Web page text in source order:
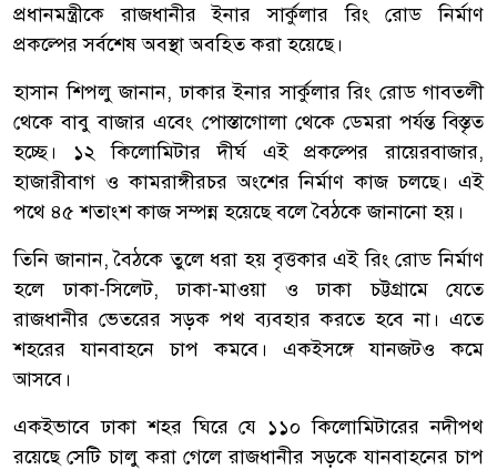
প্রধানমন্ত্রীকে রাজধানীর ইনার সার্কুলার রিং রোড নির্মাণ
প্রকল্পের সর্বশেষ অবস্থা অবহিত করা হয়েছে।
হাসান শিপলু জানান, ঢাকার ইনার সার্কুলার রিং রোড গাবতলী
থেকে বাবু বাজার এবেং পোস্তাগোলা থেকে ডেমরা পর্যন্ত বিস্তৃত
হচ্ছে। ১২ কিলোমিটার দীর্ঘ এই প্রকল্পের রায়েরবাজার,
হাজারীবাগ ও কামরাঙ্গীরচর অংশের নির্মাণ কাজ চলছে। এই
পথে ৪৫ শতাংশ কাজ সম্পন্ন হয়েছে বলে বৈঠকে জানানো হয়।
তিনি জানান, বৈঠকে তুলে ধরা হয় বৃত্তকার এই রিং রোড নির্মাণ
হলে ঢাকা-সিলেট, ঢাকা-মাওয়া ও ঢাকা চট্টগ্রামে যেতে
রাজধানীর ভেতরের সড়ক পথ ব্যবহার করতে হবে না। এতে
শহরের যানবাহনে চাপ কমবে। একইসঙ্গে যানজটও কমে
আসবে।
একইভাবে ঢাকা শহর ঘিরে যে ১১০ কিলোমিটারের নদীপথ
রয়েছে সেটি চালু করা গেলে রাজধানীর সড়কে যানবাহনের চাপ